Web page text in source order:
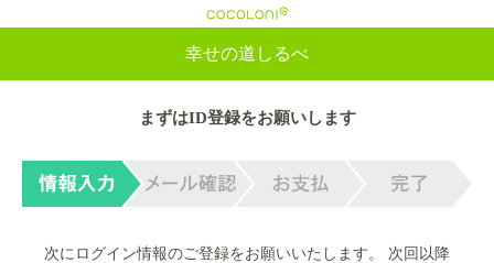
幸せの道しるべ
まずはID登録をお願いします
次にログイン情報のご登録をお願いいたします。 次回以降